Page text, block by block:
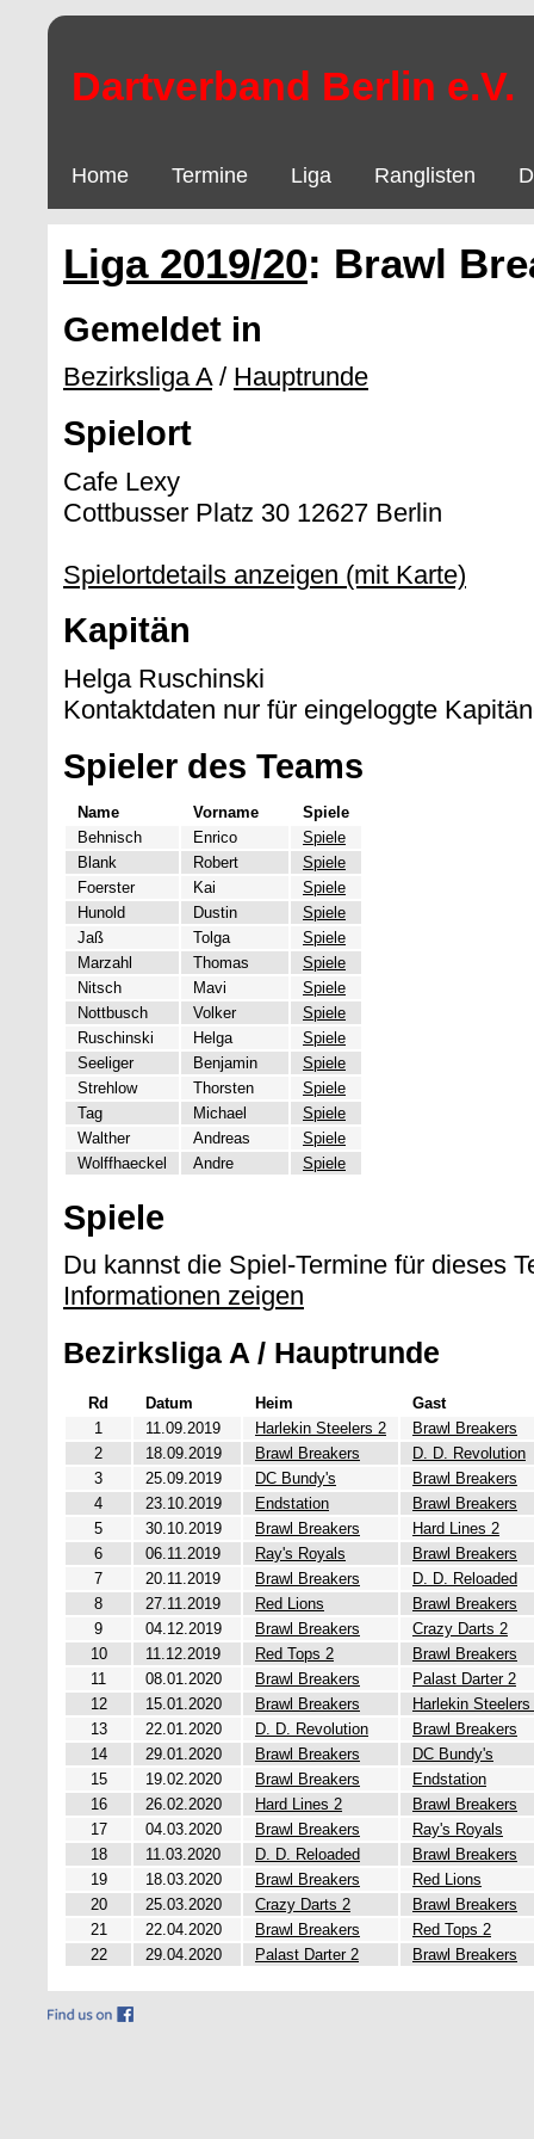
Dartverband Berlin e.V.
Home Termine Liga Ranglisten
Liga 2019/20: Brawl
Gemeldet in
Bezirksliga A/ Hauptrunde
Spielort
Cafe Lexy
Cottbusser Platz 30 12627 Berlin
Spielortdetails anzeigen (mit Karte)
Kapitän
Helga Ruschinski
Kontaktdaten nur für eingeloggte
Spieler des Teams
Name Vorname
Spiele
Behnisch
Enrico
Spiele
Blank
Robert
Spiele
Foerster
Kai
Spiele
Hunold
Dustin
Spiele
Jaß
Tolga
Spiele
Marzahl
Thomas
Spiele
Nitsch
Mavi
Spiele
Nottbusch
Volker
Spiele
Ruschinski
Helga
Spiele
Seeliger
Benjamin
Spiele
Strehlow
Thorsten
Spiele
Tag
Michael
Spiele
Walther
Andreas
Spiele
Wolffhaeckel
Andre Spiele
Spiele
Du kannst die Spiel-Termine für dieses
Informationen zeigen
Bezirksliga A / Hauptrunde
Rd Datum Heim
Gast
1
11.09.2019 Harlekin Steelers 2
Brawl Breakers
2
18.09.2019 Brawl Breakers
D. D. Revolution
3
25.09.2019 DC Bundy's
Brawl Breakers
4
23.10.2019 Endstation
Brawl Breakers
5
30.10.2019 Brawl Breakers
Hard Lines 2
6
06.11.2019 Ray's Royals
Brawl Breakers
7
20.11.2019 Brawl Breakers
D. D. Reloaded
8
27.11.2019 Red Lions
Brawl Breakers
9
04.12.2019 Brawl Breakers
Crazy Darts 2
10
11.12.2019 Red Tops 2
Brawl Breakers
11
08.01.2020 Brawl Breakers
Palast Darter 2
12
15.01.2020 Brawl Breakers
Harlekin Steelers
13
22.01.2020 D. D. Revolution
Brawl Breakers
14
29.01.2020 Brawl Breakers
DC Bundy's
15
19.02.2020 Brawl Breakers
Endstation
16
26.02.2020 Hard Lines 2
Brawl Breakers
17
04.03.2020 Brawl Breakers
Ray's Royals
18
11.03.2020 D. D. Reloaded
Brawl Breakers
19
18.03.2020 Brawl Breakers
Red Lions
20
25.03.2020 Crazy Darts 2
Brawl Breakers
21
22.04.2020 Brawl Breakers
Red Tops 2
22
29.04.2020 Palast Darter 2 Brawl Breakers